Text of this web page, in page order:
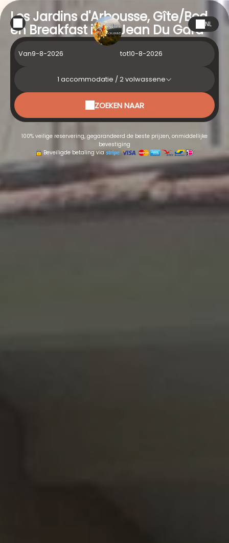
NL
Les Jardins d'Arbousse, Gîte/Bed
en Breakfast in St Jean Du Gard
Van tot
1 accommodatie /2volwassene
ZOEKEN NAAR
100% veilige reservering, gegarandeerd de beste prijzen, onmiddellijke
bevestiging
Beveiligde betaling via